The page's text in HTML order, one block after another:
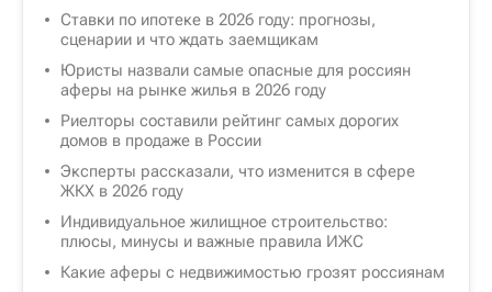
Ставки по ипотеке в 2026 году: прогнозы,
сценарии и что ждать заемщикам
Юристы назвали самые опасные для россиян
аферы на рынке жилья в 2026 году
Риелторы составили рейтинг самых дорогих
домов в продаже в России
Эксперты рассказали, что изменится в сфере
ЖКХ в 2026 году
Индивидуальное жилищное строительство:
плюсы, минусы и важные правила ИЖС
Какие аферы с недвижимостью грозят россиянам